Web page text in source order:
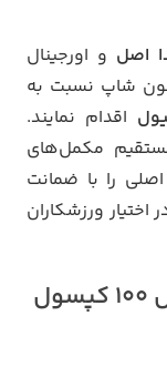
اصل و اورجینال
شاپ نسبت به
اقدام نمایند.
مکمل‌های
را با ضمانت
ورزشکاران